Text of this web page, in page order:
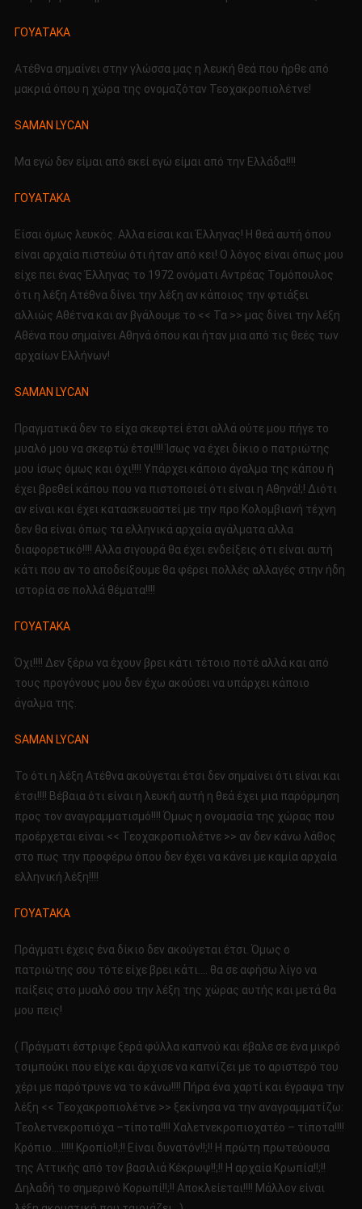
ΓΟΥΑΤΑΚΑ
Ατέθνα σημαίνει στην γλώσσα μας η λευκή θεά που ήρθε από
μακριά όπου η χώρα της ονομαζόταν Τεοχακροπιολέτνε!
SAMAN LYCAN
Μα εγώ δεν είμαι από εκεί εγώ είμαι από την Ελλάδα!!!!
ΓΟΥΑΤΑΚΑ
Είσαι όμως λευκός. Αλλα είσαι και Έλληνας! Η θεά αυτή όπου
είναι αρχαία πιστεύω ότι ήταν από κει! Ο λόγος είναι όπως μου
είχε πει ένας Έλληνας το 1972 ονόματι Αντρέας Τομόπουλος
ότι η λέξη Ατέθνα δίνει την λέξη αν κάποιος την φτιάξει
αλλιώς Αθέτνα και αν βγάλουμε το << Τα >> μας δίνει την λέξη
Αθένα που σημαίνει Αθηνά όπου και ήταν μια από τις θεές των
αρχαίων Ελλήνων!
SAMAN LYCAN
Πραγματικά δεν το είχα σκεφτεί έτσι αλλά ούτε μου πήγε το
μυαλό μου να σκεφτώ έτσι!!!! Ίσως να έχει δίκιο ο πατριώτης
μου ίσως όμως και όχι!!!! Υπάρχει κάποιο άγαλμα της κάπου ή
έχει βρεθεί κάπου που να πιστοποιεί ότι είναι η Αθηνά!;! Διότι
αν είναι και έχει κατασκευαστεί με την προ Κολομβιανή τέχνη
δεν θα είναι όπως τα ελληνικά αρχαία αγάλματα αλλα
διαφορετικό!!!! Αλλα σιγουρά θα έχει ενδείξεις ότι είναι αυτή
κάτι που αν το αποδείξουμε θα φέρει πολλές αλλαγές στην ήδη
ιστορία σε πολλά θέματα!!!!
ΓΟΥΑΤΑΚΑ
Όχι!!!! Δεν ξέρω να έχουν βρει κάτι τέτοιο ποτέ αλλά και από
τους προγόνους μου δεν έχω ακούσει να υπάρχει κάποιο
άγαλμα της.
SAMAN LYCAN
Το ότι η λέξη Ατέθνα ακούγεται έτσι δεν σημαίνει ότι είναι και
έτσι!!!! Βέβαια ότι είναι η λευκή αυτή η θεά έχει μια παρόρμηση
προς τον αναγραμματισμό!!!! Όμως η ονομασία της χώρας που
προέρχεται είναι << Τεοχακροπιολέτνε >> αν δεν κάνω λάθος
στο πως την προφέρω όπου δεν έχει να κάνει με καμία αρχαία
ελληνική λέξη!!!!
ΓΟΥΑΤΑΚΑ
Πράγματι έχεις ένα δίκιο δεν ακούγεται έτσι. Όμως ο
πατριώτης σου τότε είχε βρει κάτι…. θα σε αφήσω λίγο να
παίξεις στο μυαλό σου την λέξη της χώρας αυτής και μετά θα
μου πεις!
( Πράγματι έστριψε ξερά φύλλα καπνού και έβαλε σε ένα μικρό
τσιμπούκι που είχε και άρχισε να καπνίζει με το αριστερό του
χέρι με παρότρυνε να το κάνω!!!! Πήρα ένα χαρτί και έγραψα την
λέξη << Τεοχακροπιολέτνε >> ξεκίνησα να την αναγραμματίζω:
Τεολετνεκροπιόχα –τίποτα!!!! Χαλετνεκροπιοχατέο – τίποτα!!!!
Κρόπιο….!!!!! Κροπίο!!;!! Είναι δυνατόν!!;!! Η πρώτη πρωτεύουσα
της Αττικής από τον βασιλιά Κέκρωψ!!;!! Η αρχαία Κρωπία!!;!!
Δηλαδή το σημερινό Κορωπί!!;!! Αποκλείεται!!!! Μάλλον είναι